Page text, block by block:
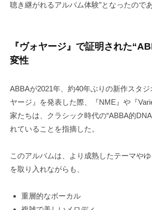
聴き継がれるアルバム体験”となったのであ
『ヴォヤージ』で証明された
変性
ABBAが2021年、約40年ぶりの新作スタ
ヤージ』を発表した際、『NME』や『
家たちは、クラシック時代の“ABBA的
れていることを指摘した。
このアルバムは、より成熟したテーマや
を取り入れながらも、
重層的なボーカル